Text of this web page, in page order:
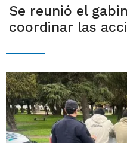
Se reunió el
coordinar las